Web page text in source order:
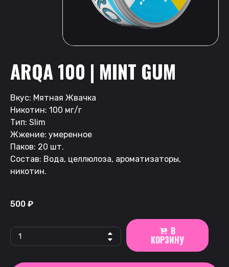
ARQA 100 | MINT GUM
Вкус: Мятная Жвачка
Никотин: 100 мг/г
Тип: Slim
Жжение: умеренное
Паков: 20 шт.
Состав: Вода, целлюлоза, ароматизаторы,
никотин.
500 ₽
В
КОРЗИНУ